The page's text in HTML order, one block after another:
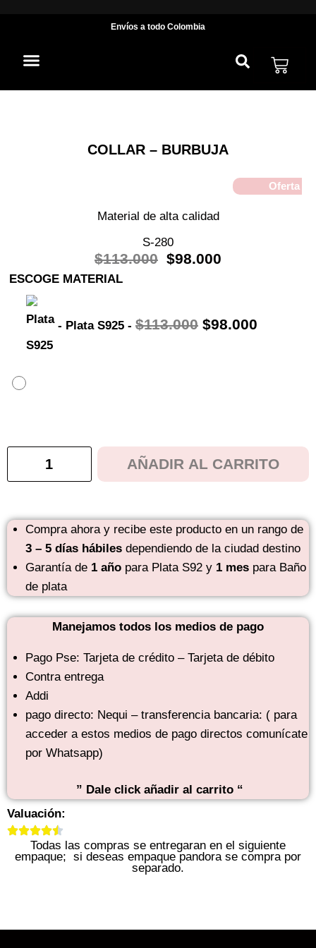
Envíos a todo Colombia
COLLAR – BURBUJA
Oferta
Material de alta calidad
S-280
$113.000 $98.000
ESCOGE MATERIAL
- Plata S925 - $113.000 $98.000
AÑADIR AL CARRITO
Compra ahora y recibe este producto en un rango de
3 – 5 días hábiles dependiendo de la ciudad destino
Garantía de 1 añopara Plata S92 y 1 mespara Baño
de plata
Manejamos todos los medios de pago
Pago Pse: Tarjeta de crédito – Tarjeta de débito
Contra entrega
Addi
pago directo: Nequi – transferencia bancaria: ( para
acceder a estos medios de pago directos comunícate
por Whatsapp)
” Dale click añadir al carrito “
Valuación:
Todas las compras se entregaran en el siguiente
empaque; si deseas empaque pandora se compra por
separado.